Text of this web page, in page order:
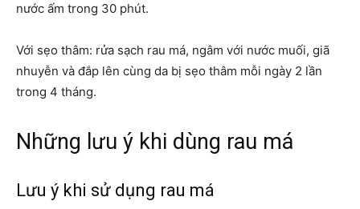
nước ấm trong 30 phút.
Với sẹo thâm: rửa sạch rau má, ngâm với nước muối, giã
nhuyễn và đắp lên cùng da bị sẹo thâm mỗi ngày 2 lần
trong 4 tháng.
Những lưu ý khi dùng rau má
Lưu ý khi sử dụng rau má